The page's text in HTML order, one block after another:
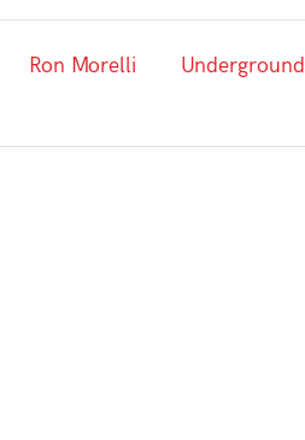
Ron Morelli
Underground